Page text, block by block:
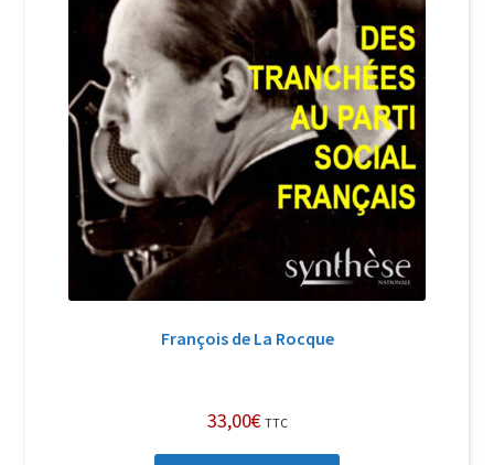
François de La Rocque
33,00€ TTC